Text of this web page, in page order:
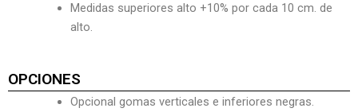
Medidas superiores alto +10% por cada 10 cm. de
alto.
OPCIONES
Opcional gomas verticales e inferiores negras.